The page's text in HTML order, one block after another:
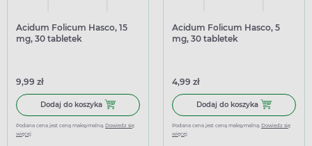
Acidum Folicum Hasco, 15
mg, 30 tabletek
9,99 zł
Dodaj do koszyka Dodaj do koszyka Acidum Folicum Hasco, 15 mg, 30
Podana cena jest ceną maksymalną. Dowiedz się
więcej
Acidum Folicum Hasco, 5
mg, 30 tabletek
4,99 zł
Dodaj do koszyka Dodaj do
Podana cena jest ceną maksymalną. Dowiedz się
więcej